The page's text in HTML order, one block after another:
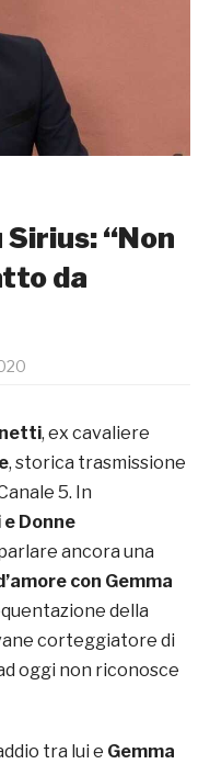
“Non
da
, ex cavaliere
, storica trasmissione
5. In
e Donne
ancora una
con Gemma
della
corteggiatore di
oggi non riconosce
tra lui e Gemma